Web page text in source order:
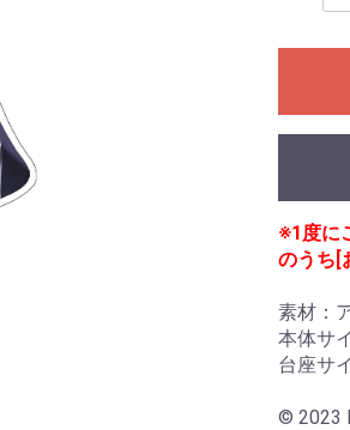
※1度に
のうち[
素材：
本体サ
台座サ
© 2023